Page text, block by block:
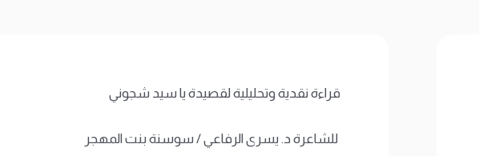
قراءة نقدية وتحليلية لقصيدة يا سيد شجوني
للشاعرة د. يسرى الرفاعي / سوسنة بنت المهجر